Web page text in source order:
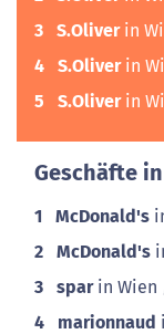
3 S.Oliverin
4 S.Oliverin
5 S.Oliverin
Geschäfte
1 McDonald's
2 McDonald's
3 sparin Wien
4 marionnaud